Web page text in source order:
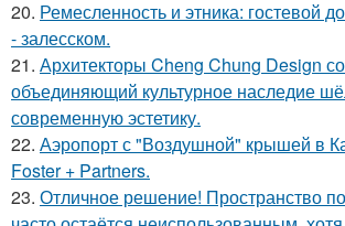
20. Ремесленность и этника: гостевой
- залесском.
21. Архитекторы Cheng Chung Design
объединяющий культурное наследие
современную эстетику.
22. Аэропорт с "Воздушной" крышей в
Foster + Partners.
23. Отличное решение! Пространство